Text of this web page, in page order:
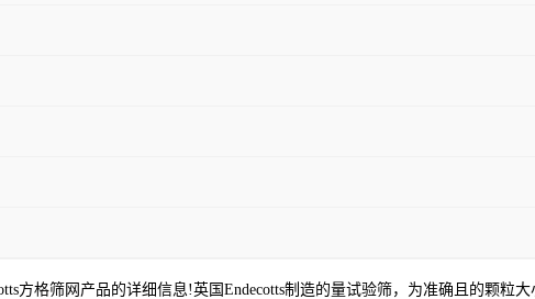
方格筛网产品的详细信息!英国Endecotts制造的量试验筛，为准确且的颗粒